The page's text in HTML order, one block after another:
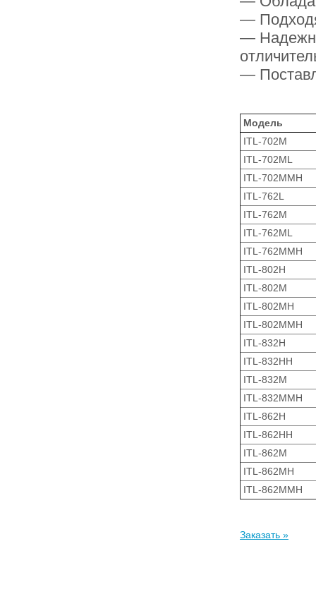
—
—
—
Модель
ITL-702M
ITL-702ML
ITL-702MMH
ITL-762L
ITL-762M
ITL-762ML
ITL-762MMH
ITL-802H
ITL-802M
ITL-802MH
ITL-802MMH
ITL-832H
ITL-832HH
ITL-832M
ITL-832MMH
ITL-862H
ITL-862HH
ITL-862M
ITL-862MH
ITL-862MMH
Заказать »